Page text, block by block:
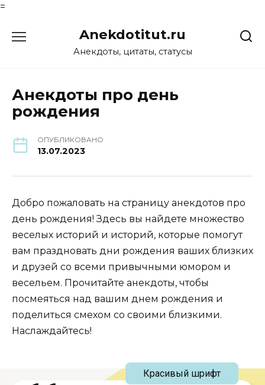
=
Anekdotitut.ru
Анекдоты, цитаты, статусы
Анекдоты про день
рождения
ОПУБЛИКОВАНО
13.07.2023
Добро пожаловать на страницу анекдотов про
день рождения! Здесь вы найдете множество
веселых историй и историй, которые помогут
вам праздновать дни рождения ваших близких
и друзей со всеми привычными юмором и
весельем. Прочитайте анекдоты, чтобы
посмеяться над вашим днем рождения и
поделиться смехом со своими близкими.
Наслаждайтесь!
Красивый шрифт